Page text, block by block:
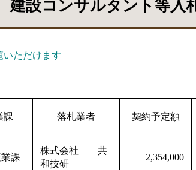
設コンサルタント等入
いただけます
課 落札業者 契約予定額
課
株式会社 共
和技研
2,354,000